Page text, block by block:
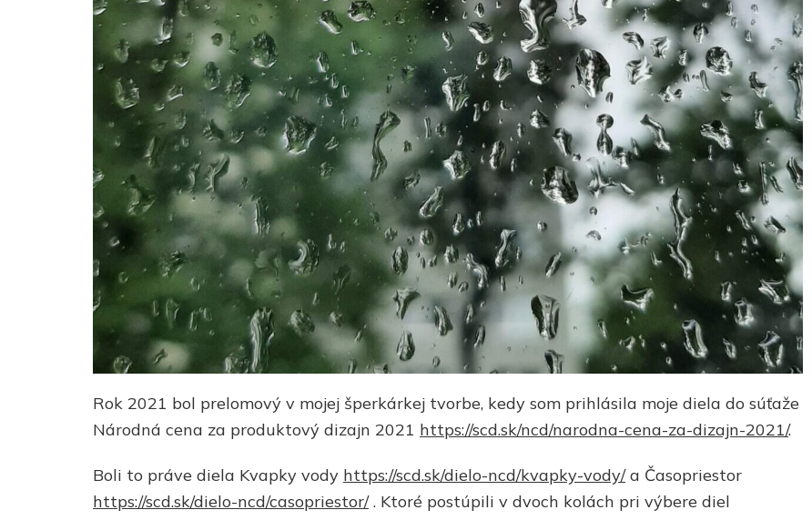
Rok 2021 bol prelomový v mojej šperkárkej tvorbe, kedy som prihlásila moje diela do súťaže
Národná cena za produktový dizajn 2021 https://scd.sk/ncd/narodna-cena-za-dizajn-2021/.
Boli to práve diela Kvapky vody https://scd.sk/dielo-ncd/kvapky-vody/a Časopriestor
https://scd.sk/dielo-ncd/casopriestor/. Ktoré postúpili v dvoch kolách pri výbere diel